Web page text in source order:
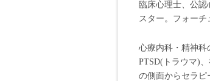
臨床心理士、公
スター。フォーチ
心療内科・精神科
PTSD(トラウマ)
の側面からセラピ